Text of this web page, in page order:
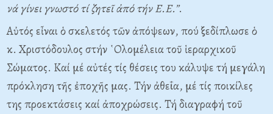
νά γίνει γνωστό τί ζητεῖ ἀπό τήν Ε.Ε.”.
Αὐτός εἶναι ὁ σκελετός τῶν ἀπόψεων, πού ξεδίπλωσε ὁ
κ. Χριστόδουλος στήν ῾Ολομέλεια τοῦ ἱεραρχικοῦ
Σώματος. Καί μέ αὐτές τίς θέσεις του κάλυψε τή μεγάλη
πρόκληση τῆς ἐποχῆς μας. Τήν ἀθεΐα, μέ τίς ποικίλες
της προεκτάσεις καί ἀποχρώσεις. Τή διαγραφή τοῦ